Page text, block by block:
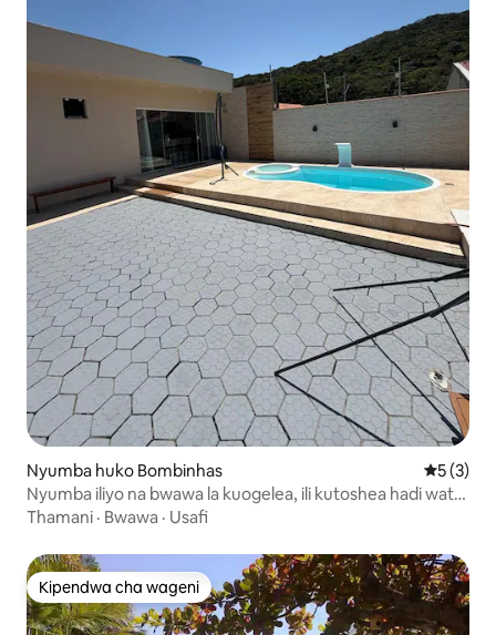
Nyumba huko Bombinhas
5 (3)
Nyumba iliyo na bwawa la kuogelea, ili kutoshea hadi watu
14
Thamani · Bwawa · Usafi
Kipendwa cha wageni
Kipendwa cha wageni